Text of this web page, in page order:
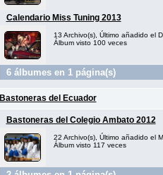
Calendario Miss Tuning 2013
13 Archivo(s), Último añadido el
Álbum visto 100 veces
6 álbumes en 1 página(s)
Bastoneras del Ecuador
Bastoneras del Colegio Ambato 2012
22 Archivo(s), Último añadido el
Álbum visto 117 veces